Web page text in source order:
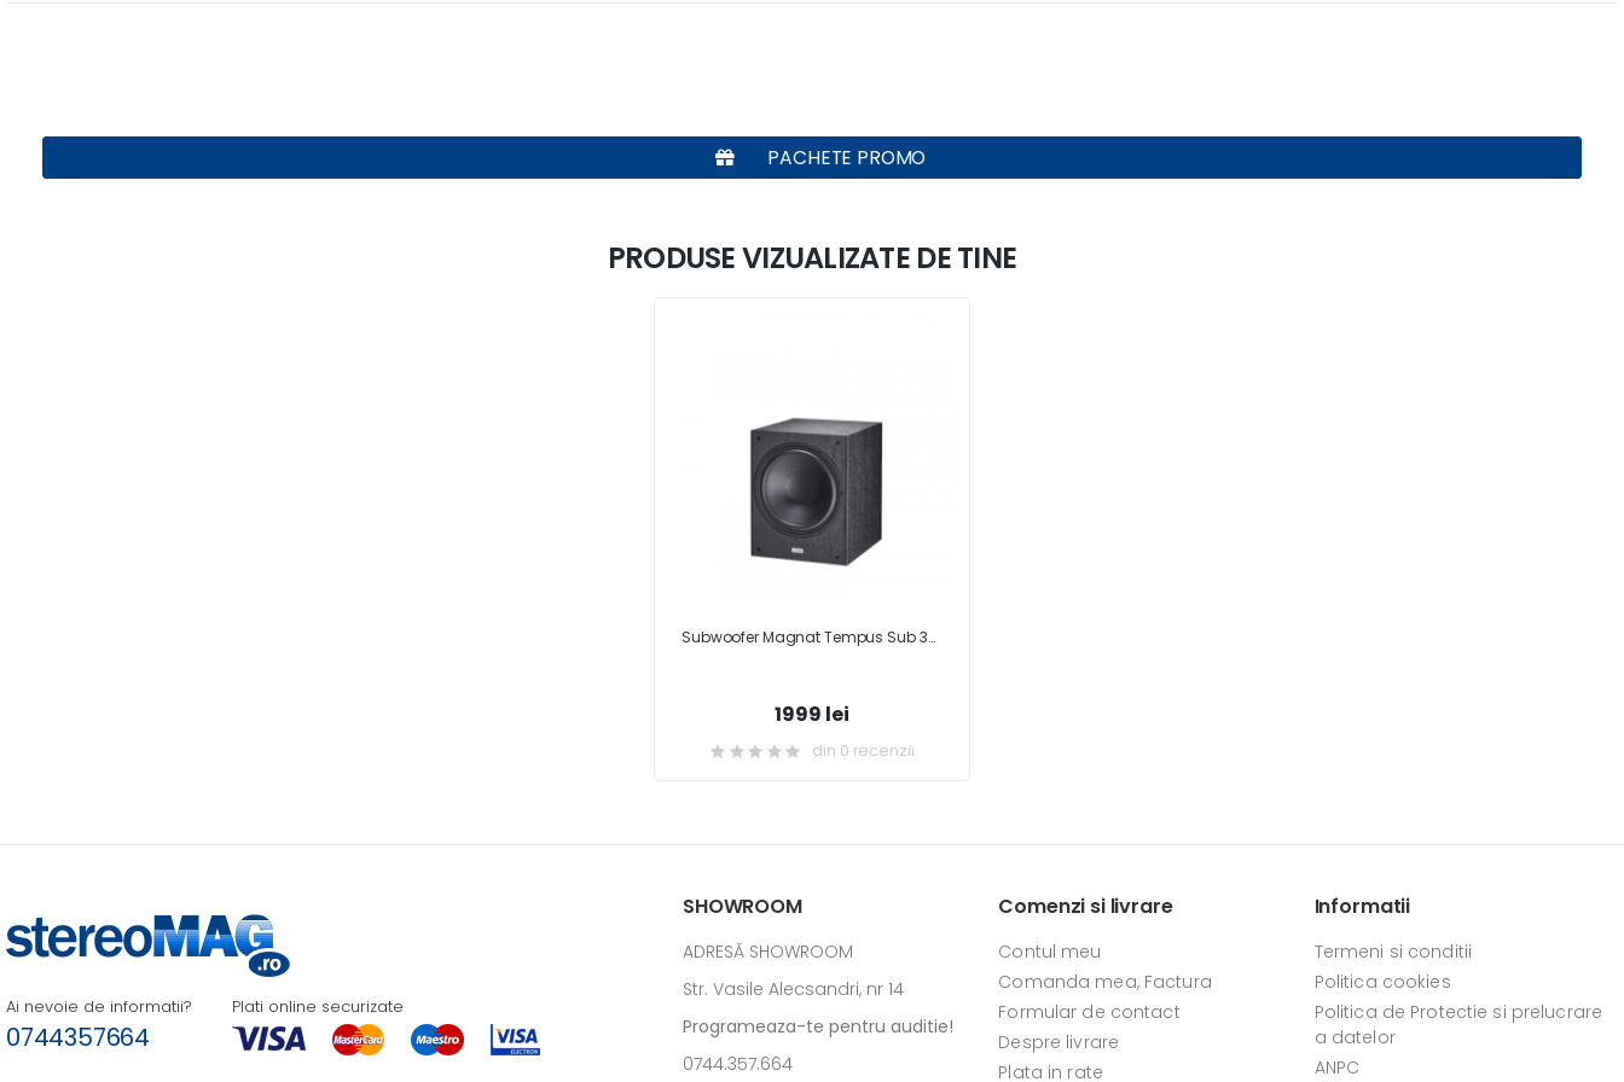
PACHETE PROMO
PRODUSE VIZUALIZATE DE TINE
Subwoofer Magnat Tempus Sub 300A
1999 lei
din 0 recenzii
Ai nevoie de informatii?
0744357664
Plati online securizate
SHOWROOM
ADRESĂ SHOWROOM
Str. Vasile Alecsandri, nr 14
Programeaza-te pentru auditie!
0744.357.664
Comenzi si livrare
Contul meu
Comanda mea, Factura
Formular de contact
Despre livrare
Plata in rate
Informatii
Termeni si conditii
Politica cookies
Politica de Protectie si prelucrare
a datelor
ANPC